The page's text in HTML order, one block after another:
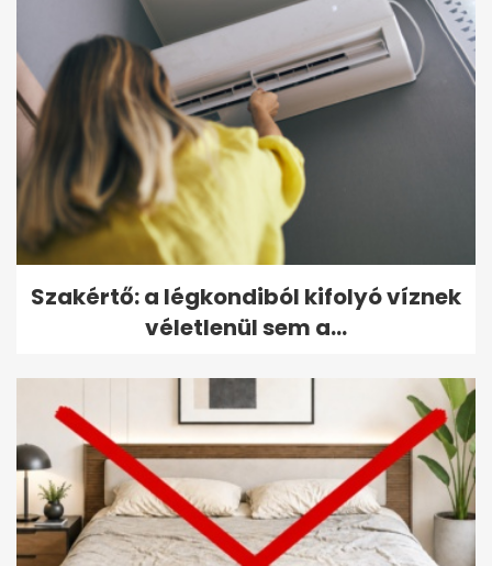
Szakértő: a légkondiból kifolyó víznek
véletlenül sem a...